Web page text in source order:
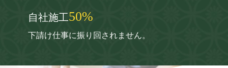
自社施工50%
下請け仕事に振り回されません。